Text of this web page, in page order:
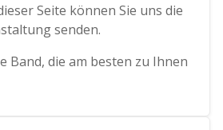
Seite können Sie uns die
senden.
Band, die am besten zu Ihnen